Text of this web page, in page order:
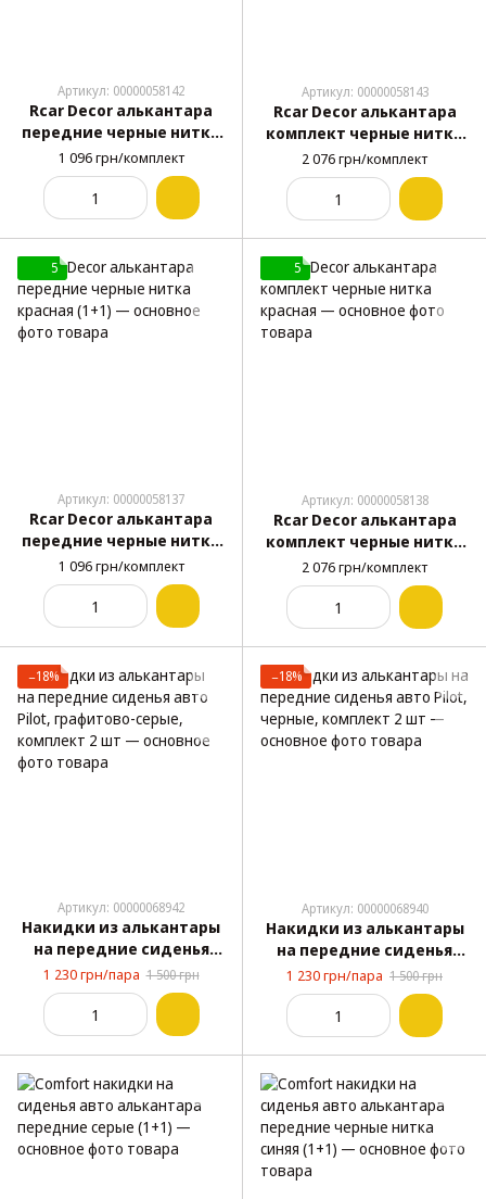
Артикул: 00000058142
Rcar Decor алькантара
передние черные нитка
серая (1+1)
1 096 грн/комплект
Артикул: 00000058143
Rcar Decor алькантара
комплект черные нитка
серая
2 076 грн/комплект
5
Артикул: 00000058137
Rcar Decor алькантара
передние черные нитка
красная (1+1)
1 096 грн/комплект
5
Артикул: 00000058138
Rcar Decor алькантара
комплект черные нитка
красная
2 076 грн/комплект
−18%
Артикул: 00000068942
Накидки из алькантары
на передние сиденья
авто Pilot, графитово-
серые, комплект 2 шт
1 230 грн/пара 1 500 грн
−18%
Артикул: 00000068940
Накидки из алькантары
на передние сиденья
авто Pilot, черные,
комплект 2 шт
1 230 грн/пара 1 500 грн